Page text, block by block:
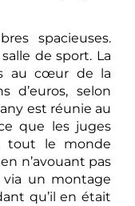
spacieuses.
de sport. La
au cœur de la
d’euros, selon
est réunie au
que les juges
tout le monde
n’avouant pas
via un montage
qu’il en était